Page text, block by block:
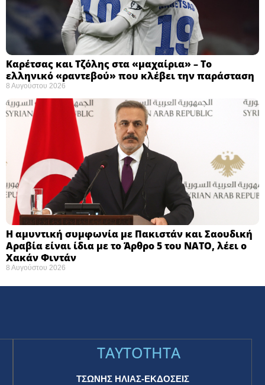
Καρέτσας και Τζόλης στα «μαχαίρια» – Το
ελληνικό «ραντεβού» που κλέβει την παράσταση
8 Αυγούστου 2026
Η αμυντική συμφωνία με Πακιστάν και Σαουδική
Αραβία είναι ίδια με το Άρθρο 5 του ΝΑΤΟ, λέει ο
Χακάν Φιντάν
8 Αυγούστου 2026
TAYTOTHTA
ΤΣΩΝΗΣ ΗΛΙΑΣ-ΕΚΔΟΣΕΙΣ